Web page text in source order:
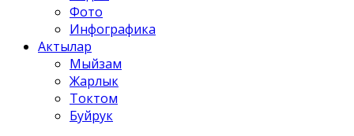
Фото
Инфографика
Актылар
Мыйзам
Жарлык
Токтом
Буйрук